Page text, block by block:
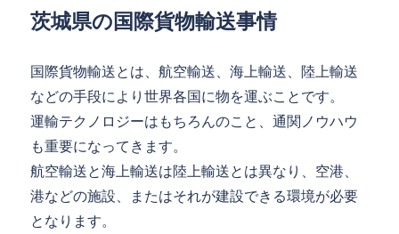
茨城県の国際貨物輸送事情
国際貨物輸送とは、航空輸送、海上輸送、陸上輸送
などの手段により世界各国に物を運ぶことです。
運輸テクノロジーはもちろんのこと、通関ノウハウ
も重要になってきます。
航空輸送と海上輸送は陸上輸送とは異なり、空港、
港などの施設、またはそれが建設できる環境が必要
となります。